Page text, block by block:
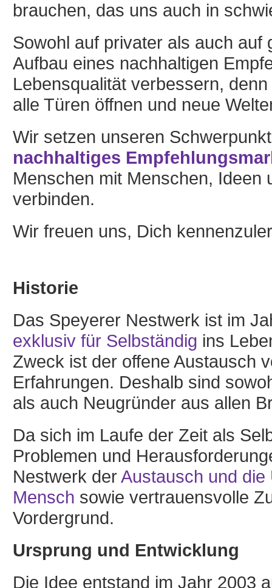
brauchen, das uns auch in
Sowohl auf privater als auch
Aufbau eines nachhaltigen
Lebensqualität verbessern,
alle Türen öffnen und neue
Wir setzen unseren
nachhaltiges
Menschen mit Menschen, Ideen
verbinden.
Wir freuen uns, Dich
Historie
Das Speyerer Nestwerk ist im
exklusiv für Selbständig ins
Zweck ist der offene Austausch
Erfahrungen. Deshalb sind
als auch Neugründer aus allen
Da sich im Laufe der Zeit als
Problemen und
Nestwerk derAustausch und
Mensch sowie vertrauensvolle
Vordergrund.
Ursprung und Entwicklung
Die Idee entstand im Jahr 2003